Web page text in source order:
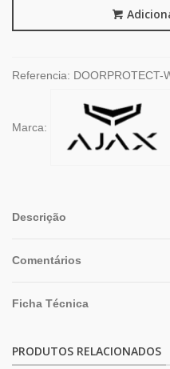
Referencia: DOORPROTECT-
Marca:
Descrição
Comentários
Ficha Técnica
PRODUTOS RELACIONADOS